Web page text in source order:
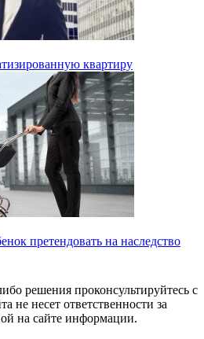
квартиру
претендовать на наследство
решения проконсультируйтесь с
не несет ответственности за
на сайте информации.